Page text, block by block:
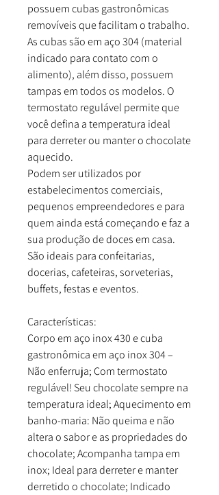
possuem cubas gastronômicas
removíveis que facilitam o trabalho.
As cubas são em aço 304 (material
indicado para contato com o
alimento), além disso, possuem
tampas em todos os modelos. O
termostato regulável permite que
você defina a temperatura ideal
para derreter ou manter o chocolate
aquecido.
Podem ser utilizados por
estabelecimentos comerciais,
pequenos empreendedores e para
quem ainda está começando e faz a
sua produção de doces em casa.
São ideais para confeitarias,
docerias, cafeteiras, sorveterias,
buffets, festas e eventos.
Características:
Corpo em aço inox 430 e cuba
gastronômica em aço inox 304 –
Não enferruja; Com termostato
regulável! Seu chocolate sempre na
temperatura ideal; Aquecimento em
banho-maria: Não queima e não
altera o sabor e as propriedades do
chocolate; Acompanha tampa em
inox; Ideal para derreter e manter
derretido o chocolate; Indicado